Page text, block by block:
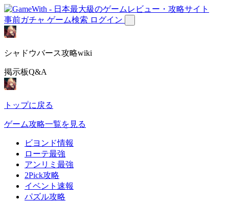
事前ガチャ ゲーム検索 ログイン
シャドウバース攻略wiki
掲示板Q&A
トップに戻る
ゲーム攻略一覧を見る
ビヨンド情報
ローテ最強
アンリミ最強
2Pick攻略
イベント速報
パズル攻略